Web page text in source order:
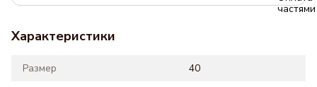
Характеристики
Размер
40